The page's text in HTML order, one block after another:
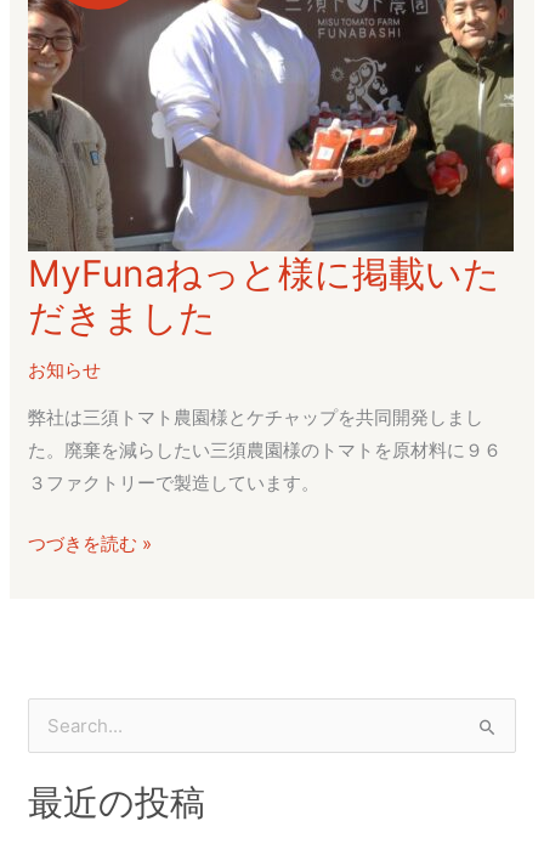
MyFunaねっと様に掲載いた
だきました
お知らせ
弊社は三須トマト農園様とケチャップを共同開発しまし
た。廃棄を減らしたい三須農園様のトマトを原材料に９６
３ファクトリーで製造しています。
MyFuna
ね
っ
と
に
掲
載
し
つづきを読む »
対
最近の投稿